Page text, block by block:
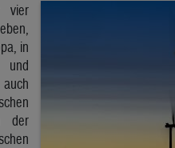
vier
in
und
der